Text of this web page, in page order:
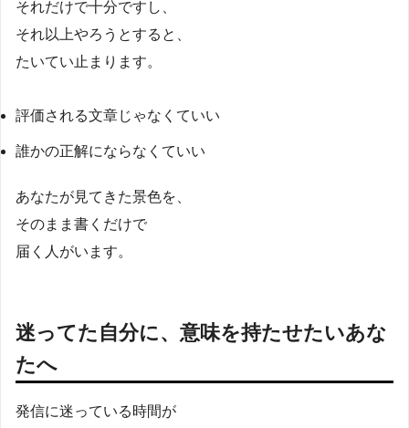
それだけで十分ですし、
それ以上やろうとすると、
たいてい止まります。
評価される文章じゃなくていい
誰かの正解にならなくていい
あなたが見てきた景色を、
そのまま書くだけで
届く人がいます。
迷ってた自分に、意味を持たせたいあな
たへ
発信に迷っている時間が